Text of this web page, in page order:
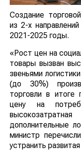
Создание
из 2-х
2021-2025 годы.
«Рост цен на
товары вызван
звеньями
(до 30%)
торговли в итоге
цену на
дополнительные
министр
устранить